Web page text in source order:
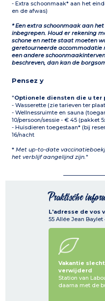
- Extra schoonmaak* aan het
en de afwas)
* Een extra schoonmaak aan
inbegrepen. Houd er rekening
schone en nette staat moeten
geretourneerde accommodatie
een andere
beschreven, dan kan de
Pensez y
"Optionele diensten die u ter
- Wasserette (zie tarieven ter
- Wellnessruimte en sauna
10/persoon/sessie - € 45 (pakket
- Huisdieren toegestaan* (bij
16/nacht
*Met up-to-date
het verblijf aangelijnd zijn."
Praktische
L'adresse de vos
55 Allée Jean Baylet
Vakantie
verwijderd
Station van
daarna met de